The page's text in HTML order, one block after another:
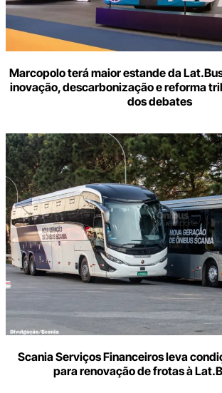
Marcopolo terá maior estande da
inovação, descarbonização e reforma
dos debates
Scania Serviços Financeiros leva
para renovação de frotas à